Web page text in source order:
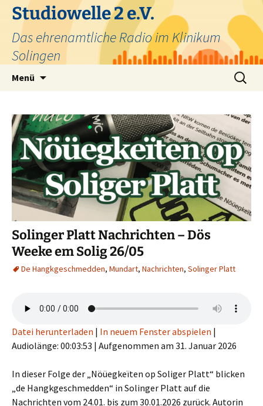
Zum
Inhalt
springen
Studiowelle 2 e.V.
Das ehrenamtliche Radio im Klinikum
Solingen
Menü
Suchen
nach:
Solinger Platt Nachrichten – Dös
Weeke em Solig 26/05
De Hangkgeschmedden, Mundart, Nachrichten, Solinger Platt
Datei herunterladen | In neuem Fenster abspielen |
Audiolänge: 00:03:53 | Aufgenommen am 31. Januar 2026
In dieser Folge der „Nöüegkeïten op Soliger Platt“ blicken
„de Hangkgeschmedden“ in Solinger Platt auf die
Nachrichten vom 24.01. bis zum 30.01.2026 zurück. Autorin